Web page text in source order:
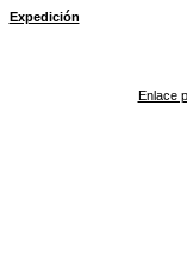
Expedición
Enlace